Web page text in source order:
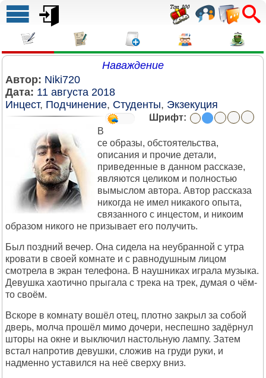
Наваждение
Автор: Niki720
Дата: 11 августа 2018
Инцест, Подчинение, Студенты, Экзекуция
Шрифт:
В
се образы, обстоятельства,
описания и прочие детали,
приведенные в данном рассказе,
являются целиком и полностью
вымыслом автора. Автор рассказа
никогда не имел никакого опыта,
связанного с инцестом, и никоим
образом никого не призывает его получить.
Был поздний вечер. Она сидела на неубранной с утра
кровати в своей комнате и с равнодушным лицом
смотрела в экран телефона. В наушниках играла музыка.
Девушка хаотично прыгала с трека на трек, думая о чём-
то своём.
Вскоре в комнату вошёл отец, плотно закрыл за собой
дверь, молча прошёл мимо дочери, неспешно задёрнул
шторы на окне и выключил настольную лампу. Затем
встал напротив девушки, сложив на груди руки, и
надменно уставился на неё сверху вниз.